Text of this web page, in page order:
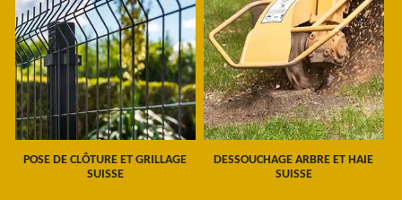
POSE DE CLÔTURE ET GRILLAGE
SUISSE
DESSOUCHAGE ARBRE ET HAIE
SUISSE